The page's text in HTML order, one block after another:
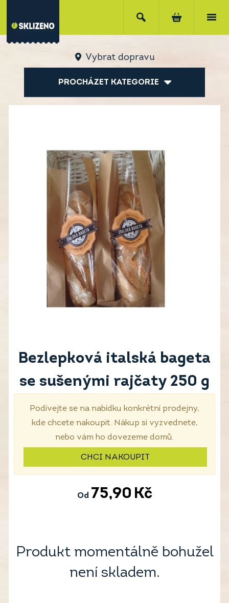
Vybrat dopravu
PROCHÁZET KATEGORIE
Bezlepková italská bageta
se sušenými rajčaty 250 g
Podívejte se na nabídku konkrétní prodejny,
kde chcete nakoupit. Nákup si vyzvednete,
nebo vám ho dovezeme domů.
CHCI NAKOUPIT
Od 75,90 Kč
Produkt momentálně bohužel
není skladem.